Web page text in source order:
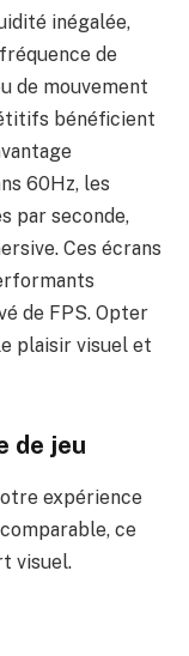
inégalée,
de
de mouvement
bénéficient
60Hz, les
par seconde,
Ces écrans
de FPS. Opter
plaisir visuel et
de jeu
expérience
ce
visuel.